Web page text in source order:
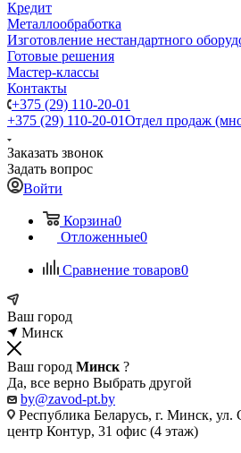
Кредит
Металлообработка
Изготовление нестандартного
Готовые решения
Мастер-классы
Контакты
+375 (29) 110-20-01
+375 (29) 110-20-01Отдел продаж
Заказать звонок
Задать вопрос
Войти
Корзина0
Отложенные0
Сравнение товаров0
Ваш город
Минск
Ваш город Минск ?
Да, все верно Выбрать другой
by@zavod-pt.by
Республика Беларусь, г. Минск, ул.
центр Контур, 31 офис (4 этаж)